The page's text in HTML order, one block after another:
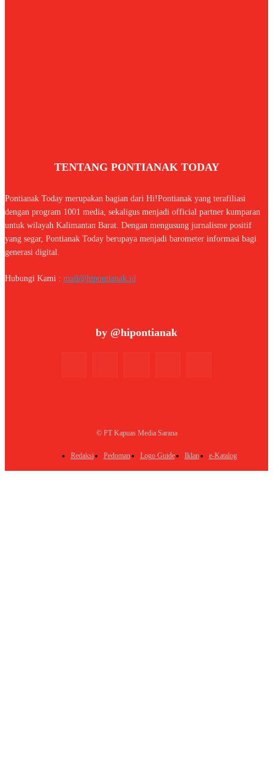
TENTANG PONTIANAK TODAY
Pontianak Today merupakan bagian dari Hi!Pontianak yang terafiliasi
dengan program 1001 media, sekaligus menjadi official partner kumparan
untuk wilayah Kalimantan Barat. Dengan mengusung jurnalisme positif
yang segar, Pontianak Today berupaya menjadi barometer informasi bagi
generasi digital.
Hubungi Kami : mail@hipontianak.id
by @hipontianak
© PT Kapuas Media Sarana
Redaksi Pedoman Logo Guide Iklan e-Katalog